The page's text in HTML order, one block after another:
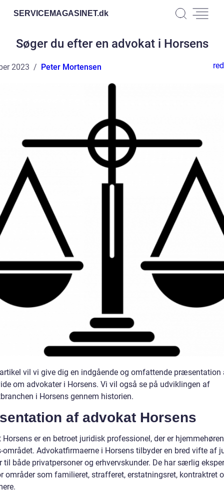
SERVICEMAGASINET.dk
Søger du efter en advokat i Horsens
2023 Peter Mortensen
vil vi give dig en indgående og omfattende præsentation
om advokater i Horsens. Vi vil også se på udviklingen af
i Horsens gennem historien.
af advokat Horsens
Horsens er en betroet juridisk professionel, der er
området. Advokatfirmaerne i Horsens tilbyder en bred vifte af
til både privatpersoner og erhvervskunder. De har særlig
områder som familieret, strafferet, erstatningsret, kontraktret